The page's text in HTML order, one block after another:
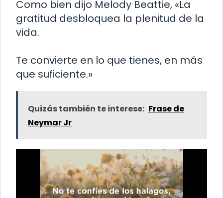
Como bien dijo Melody Beattie, «La
gratitud desbloquea la plenitud de la
vida.
Te convierte en lo que tienes, en más
que suficiente.»
Quizás también te interese: Frase de
Neymar Jr